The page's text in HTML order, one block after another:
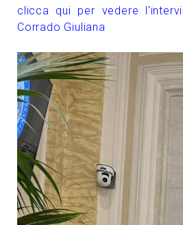
clicca qui per vedere
Corrado Giuliana